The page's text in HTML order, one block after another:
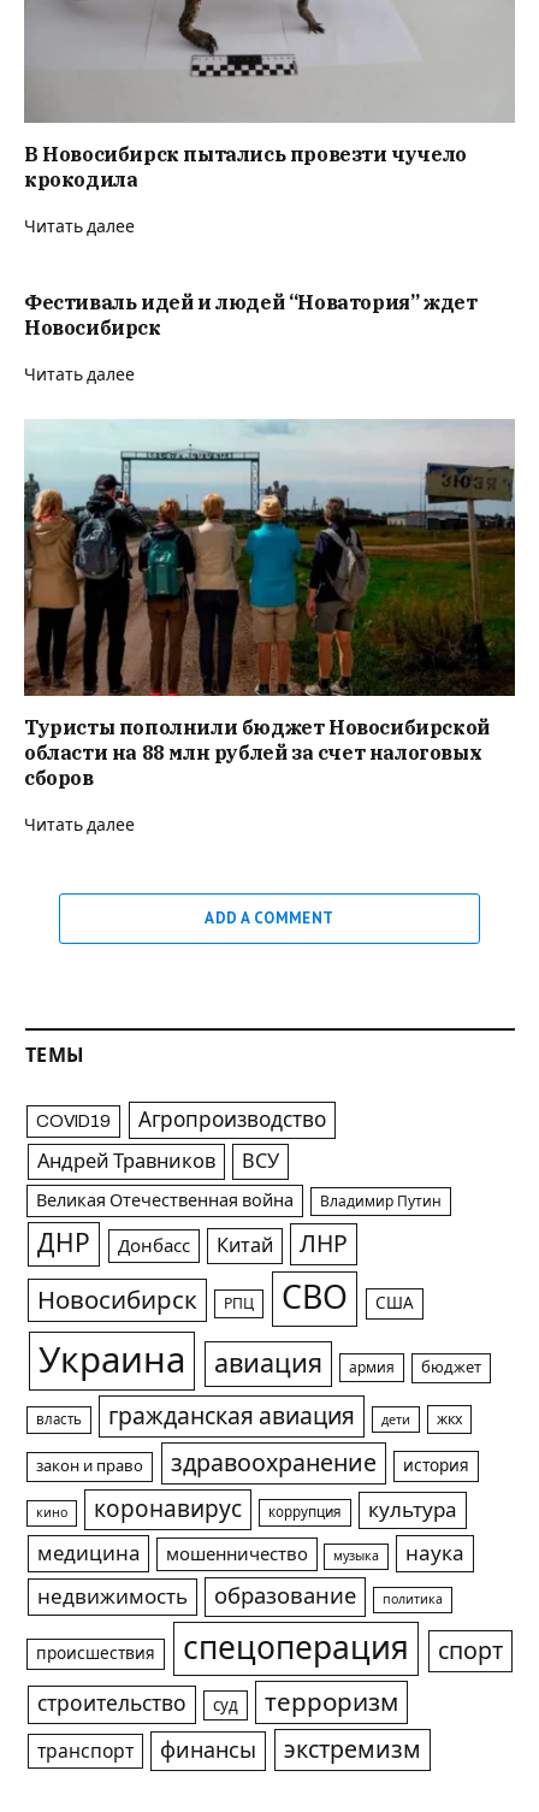
В Новосибирск пытались провезти чучело
крокодила
Читать далее
Фестиваль идей и людей “Новатория” ждет
Новосибирск
Читать далее
Туристы пополнили бюджет Новосибирской
области на 88 млн рублей за счет налоговых
сборов
Читать далее
ADD A COMMENT
ТЕМЫ
COVID19 Агропроизводство
Андрей Травников ВСУ
Великая Отечественная война Владимир Путин
ДНР Донбасс Китай ЛНР
Новосибирск РПЦ СВО США
Украина авиация армия бюджет
власть гражданская авиация дети жкх
закон и право здравоохранение история
кино коронавирус коррупция
культура
медицина
мошенничество музыка
наука
недвижимость
образование политика
происшествия спецоперация спорт
строительство суд терроризм
транспорт финансы экстремизм